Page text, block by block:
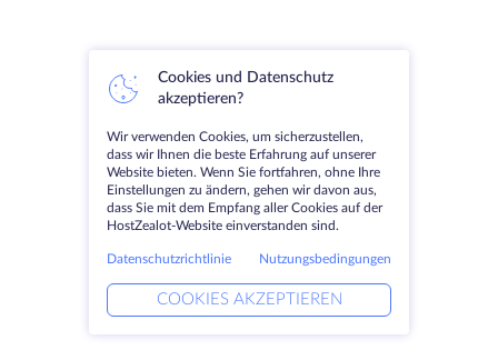
Cookies und Datenschutz
akzeptieren?
Wir verwenden Cookies, um sicherzustellen,
dass wir Ihnen die beste Erfahrung auf unserer
Website bieten. Wenn Sie fortfahren, ohne Ihre
Einstellungen zu ändern, gehen wir davon aus,
dass Sie mit dem Empfang aller Cookies auf der
HostZealot-Website einverstanden sind.
Datenschutzrichtlinie Nutzungsbedingungen
COOKIES AKZEPTIEREN